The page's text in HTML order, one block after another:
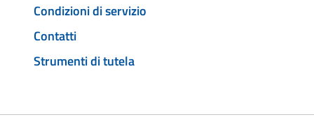
Condizioni di servizio
Contatti
Strumenti di tutela